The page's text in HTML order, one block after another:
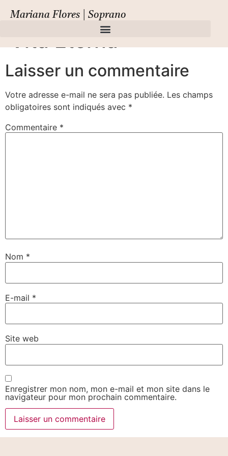
Mariana Flores | Soprano
Draghi, Il Dono Della
Vita Eterna
Laisser un commentaire
Votre adresse e-mail ne sera pas publiée. Les champs
obligatoires sont indiqués avec *
Commentaire *
Nom *
E-mail *
Site web
Enregistrer mon nom, mon e-mail et mon site dans le
navigateur pour mon prochain commentaire.